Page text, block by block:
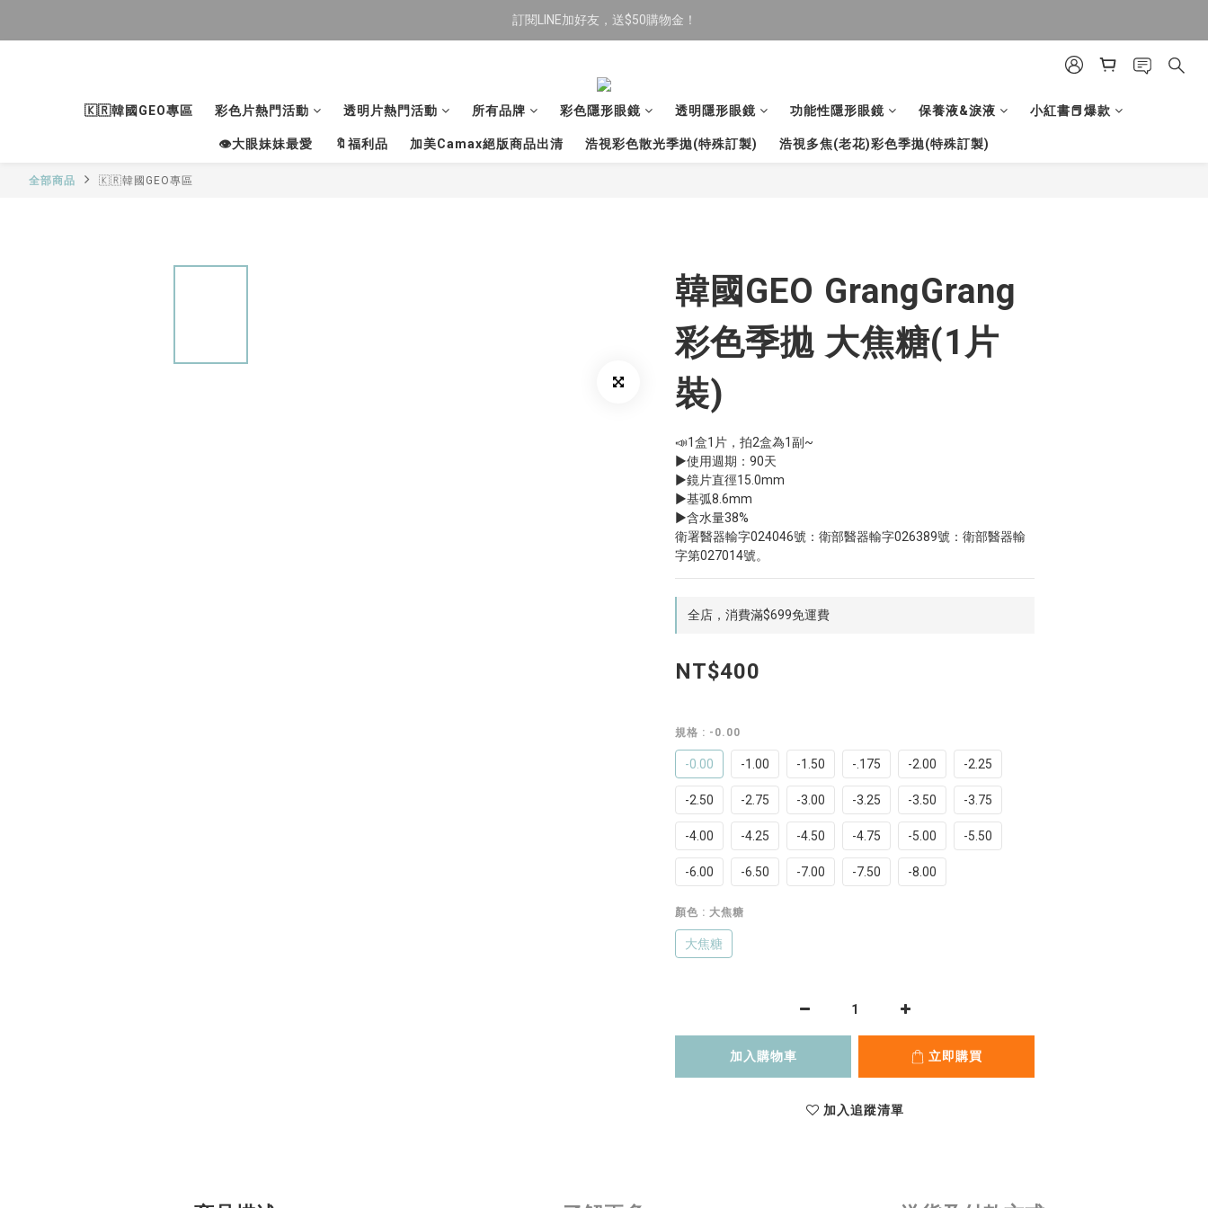
限時全館滿$699免運
訂閱LINE加好友，送$50購物金！
🇰🇷韓國GEO專區 彩色片熱門活動 透明片熱門活動 所有品牌 彩色隱形眼鏡 透明隱形眼鏡 功能性隱形眼鏡 保養液&淚液 小紅書📕爆款
👁大眼妹妹最愛 🔖福利品 加美Camax絕版商品出清 浩視彩色散光季拋(特殊訂製) 浩視多焦(老花)彩色季拋(特殊訂製)
全部商品 🇰🇷韓國GEO專區
韓國GEO GrangGrang
彩色季拋 大焦糖(1片
裝)
📣1盒1片，拍2盒為1副~
▶使用週期：90天
▶鏡片直徑15.0mm
▶基弧8.6mm
▶含水量38%
衛署醫器輸字024046號：衛部醫器輸字026389號：衛部醫器輸
字第027014號。
全店，消費滿$699免運費
NT$400
規格 : -0.00
-0.00 -1.00 -1.50 -.175 -2.00 -2.25
-2.50 -2.75 -3.00 -3.25 -3.50 -3.75
-4.00 -4.25 -4.50 -4.75 -5.00 -5.50
-6.00 -6.50 -7.00 -7.50 -8.00
顏色 : 大焦糖
大焦糖
加入購物車 立即購買
加入追蹤清單